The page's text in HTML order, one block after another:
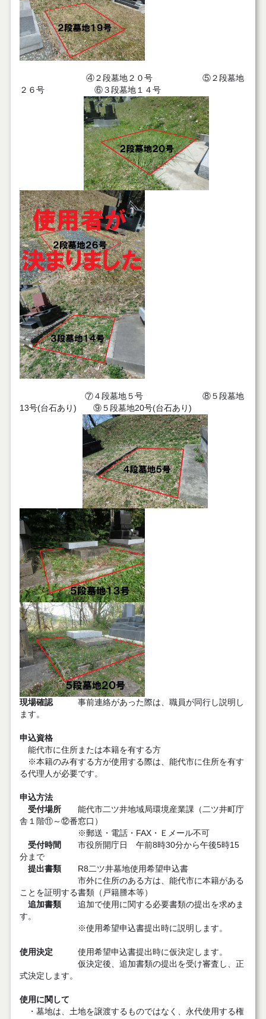
④２段墓地２０号 ⑤２段墓地
２６号 ⑥３段墓地１４号
⑦４段墓地５号 ⑧５段墓地
13号(台石あり) ⑨５段墓地20号(台石あり)
現場確認事前連絡があった際は、職員が同行し説明し
ます。
申込資格
能代市に住所または本籍を有する方
※本籍のみ有する方が使用する際は、能代市に住所を有す
る代理人が必要です。
申込方法
受付場所能代市二ツ井地域局環境産業課（二ツ井町庁
舎１階⑪～⑫番窓口）
※郵送・電話・FAX・Ｅメール不可
受付時間
市役所開庁日 午前8時30分から午後5時15
分まで
提出書類R8二ツ井墓地使用希望申込書
市外に住所のある方は、能代市に本籍がある
ことを証明する書類（戸籍謄本等）
追加書類追加で使用に関する必要書類の提出を求めま
す。
※使用希望申込書提出時に説明します。
使用決定
使用希望申込書提出時に仮決定します。
仮決定後、追加書類の提出を受け審査し、正
式決定します。
使用に関して
・墓地は、土地を譲渡するものではなく、永代使用する権